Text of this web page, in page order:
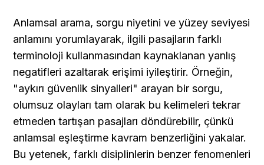
Anlamsal arama, sorgu niyetini ve yüzey seviyesi
anlamını yorumlayarak, ilgili pasajların farklı
terminoloji kullanmasından kaynaklanan yanlış
negatifleri azaltarak erişimi iyileştirir. Örneğin,
"aykırı güvenlik sinyalleri" arayan bir sorgu,
olumsuz olayları tam olarak bu kelimeleri tekrar
etmeden tartışan pasajları döndürebilir, çünkü
anlamsal eşleştirme kavram benzerliğini yakalar.
Bu yetenek, farklı disiplinlerin benzer fenomenleri